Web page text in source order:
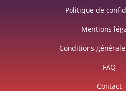
Politique de
Mentions
Conditions
FAQ
Contact